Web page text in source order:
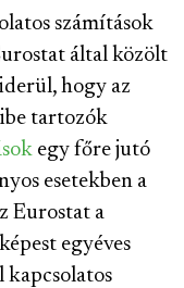
számítások
által közölt
hogy az
tartozók
egy főre jutó
esetekben a
Eurostat a
egyéves
kapcsolatos